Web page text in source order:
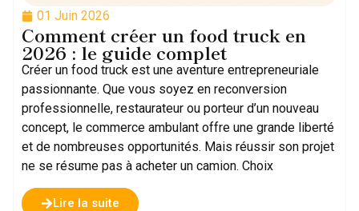
01 Juin 2026
Comment créer un food truck en
2026 : le guide complet
Créer un food truck est une aventure entrepreneuriale
passionnante. Que vous soyez en reconversion
professionnelle, restaurateur ou porteur d’un nouveau
concept, le commerce ambulant offre une grande liberté
et de nombreuses opportunités. Mais réussir son projet
ne se résume pas à acheter un camion. Choix
Lire la suite